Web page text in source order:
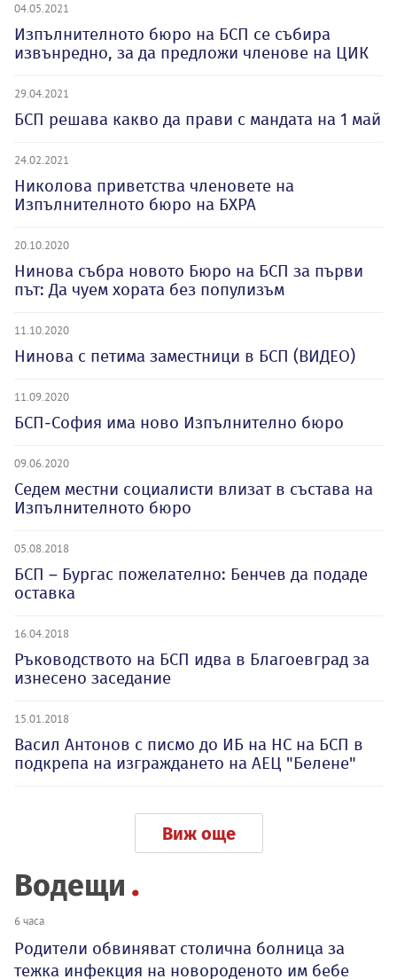
04.05.2021
Изпълнителното бюро на БСП се събира
извънредно, за да предложи членове на ЦИК
29.04.2021
БСП решава какво да прави с мандата на 1 май
24.02.2021
Николова приветства членовете на
Изпълнителното бюро на БХРА
20.10.2020
Нинова събра новото Бюро на БСП за първи
път: Да чуем хората без популизъм
11.10.2020
Нинова с петима заместници в БСП (ВИДЕО)
11.09.2020
БСП-София има ново Изпълнително бюро
09.06.2020
Седем местни социалисти влизат в състава на
Изпълнителното бюро
05.08.2018
БСП – Бургас пожелателно: Бенчев да подаде
оставка
16.04.2018
Ръководството на БСП идва в Благоевград за
изнесено заседание
15.01.2018
Васил Антонов с писмо до ИБ на НС на БСП в
подкрепа на изграждането на АЕЦ "Белене"
Виж още
Водещи
6 часа
Родители обвиняват столична болница за
тежка инфекция на новороденото им бебе